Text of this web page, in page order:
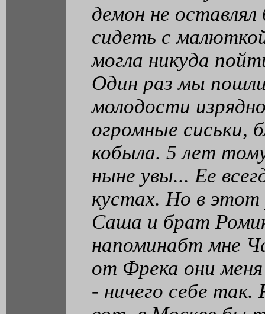
демон не
сидеть с
могла никуда
Один раз мы
молодости
огромные сиськи,
кобыла. 5 лет
ныне увы... Ее
кустах. Но в
Саша и брат
напоминабт мне
от Фрека они
- ничего себе так.